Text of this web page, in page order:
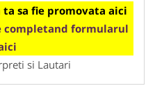
sa fie promovata aici
completand formularul
si Lautari